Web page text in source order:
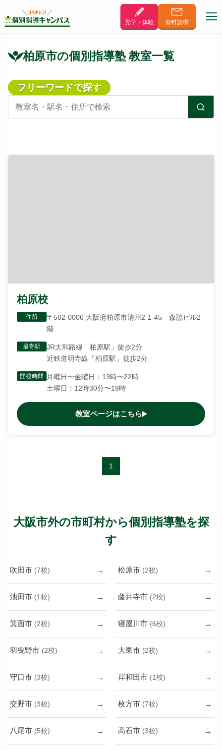
見学・体験 資料請求
柏原市の個別指導塾 教室一覧
フリーワードで探す
柏原校
住所
〒582-0006 大阪府柏原市清州2-1-45 森脇ビル2
階
最寄駅
JR大和路線「柏原駅」徒歩2分
近鉄道明寺線「柏原駅」徒歩2分
開校時間
月曜日〜金曜日：13時〜22時
土曜日：12時30分〜19時
教室ページはこちら
1
大阪市外の市町村から個別指導塾を探
す
吹田市 (7校) 松原市 (2校)
池田市 (1校) 藤井寺市 (2校)
箕面市 (2校) 寝屋川市 (6校)
羽曳野市 (2校) 大東市 (2校)
守口市 (3校) 岸和田市 (1校)
交野市 (3校) 枚方市 (7校)
八尾市 (5校) 高石市 (3校)